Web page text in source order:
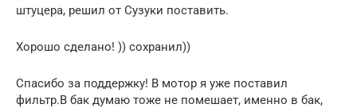
штуцера, решил от Сузуки поставить.
Хорошо сделано! )) сохранил))
Спасибо за поддержку! В мотор я уже поставил
фильтр.В бак думаю тоже не помешает, именно в бак,